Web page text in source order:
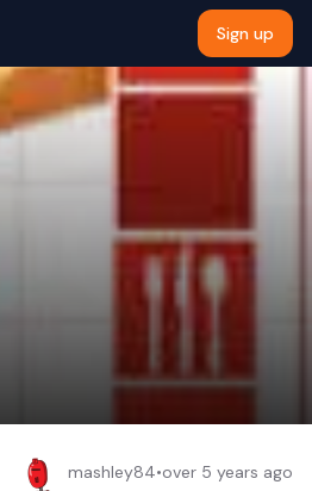
Sign up
mashley84•over 5 years ago